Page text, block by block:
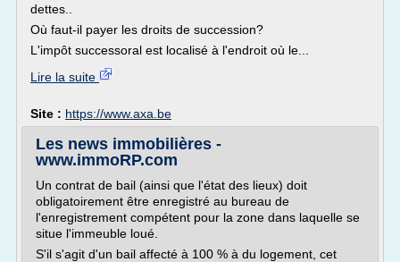
dettes..
Où faut-il payer les droits de succession?
L'impôt successoral est localisé à l'endroit où le...
Lire la suite
Site : https://www.axa.be
Les news immobilières -
www.immoRP.com
Un contrat de bail (ainsi que l'état des lieux) doit
obligatoirement être enregistré au bureau de
l'enregistrement compétent pour la zone dans laquelle se
situe l'immeuble loué.
S'il s'agit d'un bail affecté à 100 % à du logement, cet